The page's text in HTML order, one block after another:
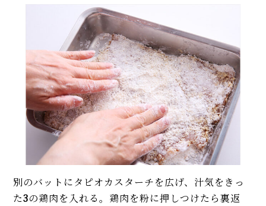
別のバットにタピオカスターチを広げ、汁気をきっ
た3の鶏肉を入れる。鶏肉を粉に押しつけたら裏返